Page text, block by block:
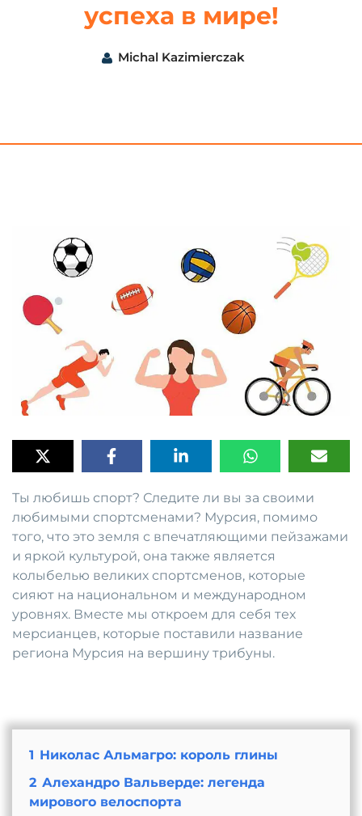
успеха в мире!
Michal Kazimierczak
Ты любишь спорт? Следите ли вы за своими
любимыми спортсменами? Мурсия, помимо
того, что это земля с впечатляющими пейзажами
и яркой культурой, она также является
колыбелью великих спортсменов, которые
сияют на национальном и международном
уровнях. Вместе мы откроем для себя тех
мерсианцев, которые поставили название
региона Мурсия на вершину трибуны.
1 Николас Альмагро: король глины
2 Алехандро Вальверде: легенда
мирового велоспорта